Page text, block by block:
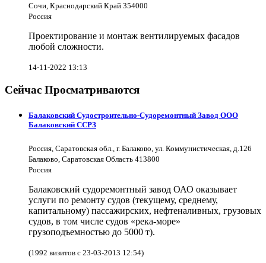
Сочи, Краснодарский Край 354000
Россия
Проектирование и монтаж вентилируемых фасадов
любой сложности.
14-11-2022 13:13
Сейчас Просматриваются
Балаковский Судостроительно-Судоремонтный Завод ООО
Балаковский ССРЗ
Россия, Саратовская обл., г. Балаково, ул. Коммунистическая, д.126
Балаково, Саратовская Область 413800
Россия
Балаковский судоремонтный завод ОАО оказывает
услуги по ремонту судов (текущему, среднему,
капитальному) пассажирских, нефтеналивных, грузовых
судов, в том числе судов «река-море»
грузоподъемностью до 5000 т).
(1992 визитов с 23-03-2013 12:54)